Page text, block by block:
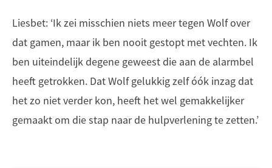
Liesbet: ‘Ik zei misschien niets meer tegen Wolf over
dat gamen, maar ik ben nooit gestopt met vechten. Ik
ben uiteindelijk degene geweest die aan de alarmbel
heeft getrokken. Dat Wolf gelukkig zelf óók inzag dat
het zo niet verder kon, heeft het wel gemakkelijker
gemaakt om die stap naar de hulpverlening te zetten.’